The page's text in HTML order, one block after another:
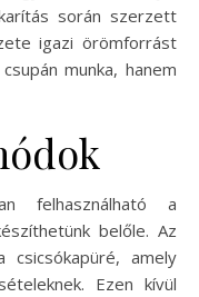
során szerzett
igazi örömforrást
munka, hanem
felhasználható a
belőle. Az
amely
Ezen kívül